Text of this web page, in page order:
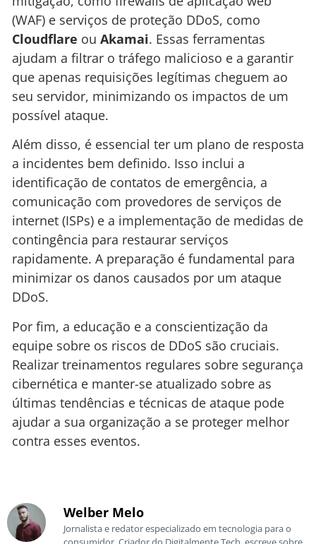
(WAF) e serviços de proteção DDoS, como
Cloudflare ou Akamai. Essas ferramentas
ajudam a filtrar o tráfego malicioso e a garantir
que apenas requisições legítimas cheguem ao
seu servidor, minimizando os impactos de um
possível ataque.
Além disso, é essencial ter um plano de resposta
a incidentes bem definido. Isso inclui a
identificação de contatos de emergência, a
comunicação com provedores de serviços de
internet (ISPs) e a implementação de medidas de
contingência para restaurar serviços
rapidamente. A preparação é fundamental para
minimizar os danos causados por um ataque
DDoS.
Por fim, a educação e a conscientização da
equipe sobre os riscos de DDoS são cruciais.
Realizar treinamentos regulares sobre segurança
cibernética e manter-se atualizado sobre as
últimas tendências e técnicas de ataque pode
ajudar a sua organização a se proteger melhor
contra esses eventos.
Welber Melo
Jornalista e redator especializado em tecnologia para o